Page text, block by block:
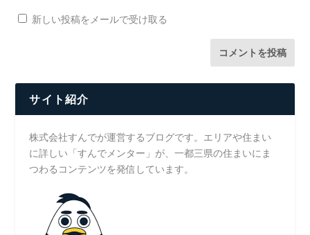
新しい投稿をメールで受け取る
サイト紹介
株式会社すんでが運営するブログです。エリアや住まい
に詳しい「すんでメンター」が、一都三県の住まいにま
つわるコンテンツを発信しています。